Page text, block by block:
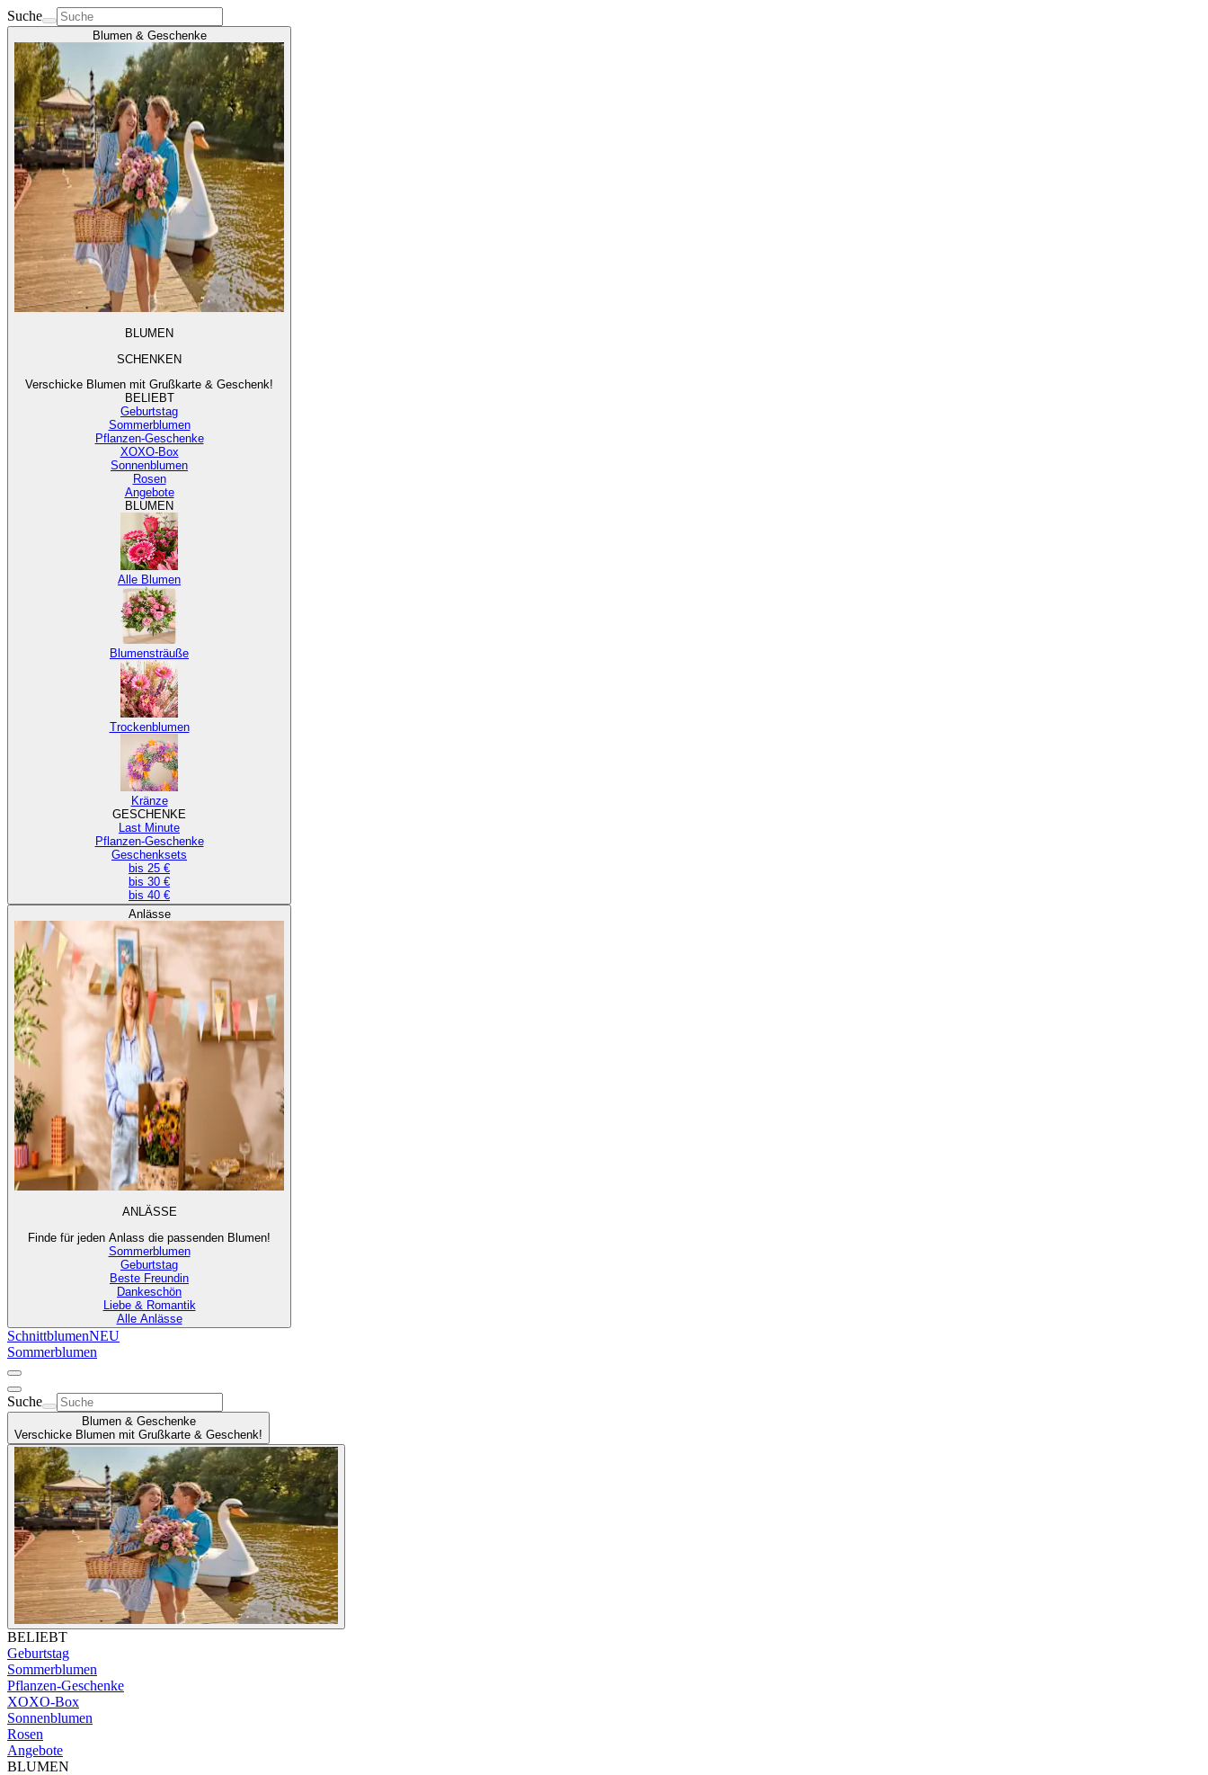
Suche
Blumen & Geschenke
BLUMEN
SCHENKEN
Verschicke Blumen mit Grußkarte & Geschenk!
BELIEBT
Geburtstag
Sommerblumen
Pflanzen-Geschenke
XOXO-Box
Sonnenblumen
Rosen
Angebote
BLUMEN
Alle Blumen
Blumensträuße
Trockenblumen
Kränze
GESCHENKE
Last Minute
Pflanzen-Geschenke
Geschenksets
bis 25 €
bis 30 €
bis 40 €
Anlässe
ANLÄSSE
Finde für jeden Anlass die passenden Blumen!
Sommerblumen
Geburtstag
Beste Freundin
Dankeschön
Liebe & Romantik
Alle Anlässe
SchnittblumenNEU
Sommerblumen
Suche
Blumen & Geschenke
Verschicke Blumen mit Grußkarte & Geschenk!
BELIEBT
Geburtstag
Sommerblumen
Pflanzen-Geschenke
XOXO-Box
Sonnenblumen
Rosen
Angebote
BLUMEN